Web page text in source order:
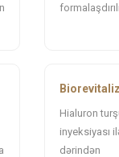
Hialuron
inyeksiyası
dərindən